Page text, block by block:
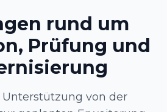
rund um
Prüfung und
Unterstützung von der